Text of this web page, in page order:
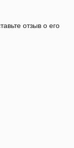
отзыв о его